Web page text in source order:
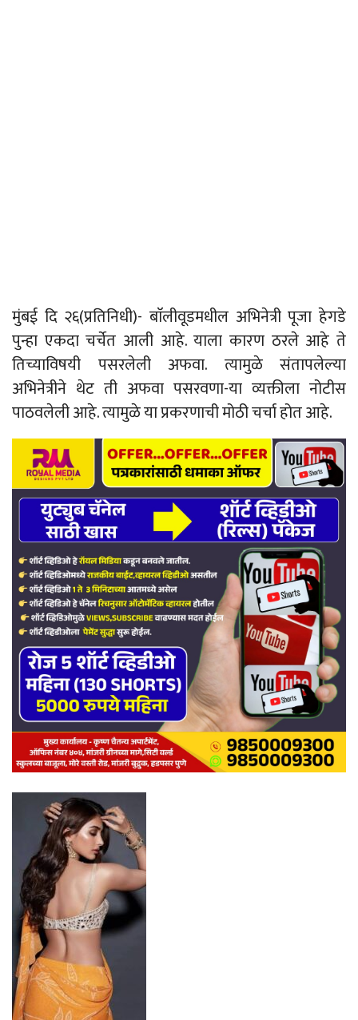
मुंबई दि २६(प्रतिनिधी)- बाॅलीवूडमधील अभिनेत्री पूजा हेगडे
पुन्हा एकदा चर्चेत आली आहे. याला कारण ठरले आहे ते
तिच्याविषयी पसरलेली अफवा. त्यामुळे संतापलेल्या
अभिनेत्रीने थेट ती अफवा पसरवणा-या व्यक्तीला नोटीस
पाठवलेली आहे. त्यामुळे या प्रकरणाची मोठी चर्चा होत आहे.